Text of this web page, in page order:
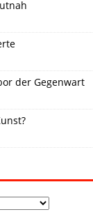
der Gegenwart